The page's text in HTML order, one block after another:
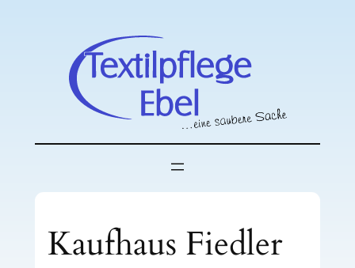
Kaufhaus Fiedler